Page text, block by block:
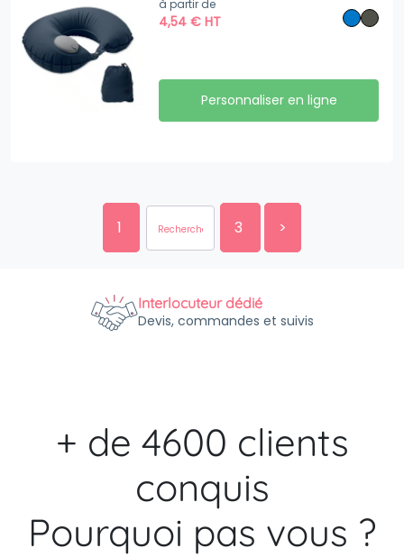
à partir de
4,54€ HT
Personnaliser en ligne
1 3 >
Interlocuteur dédié
Devis, commandes et suivis
+ de 4600 clients
conquis
Pourquoi pas vous ?